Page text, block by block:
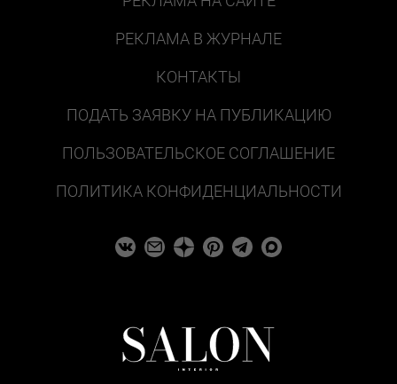
РЕКЛАМА В ЖУРНАЛЕ
КОНТАКТЫ
ПОДАТЬ ЗАЯВКУ НА ПУБЛИКАЦИЮ
ПОЛЬЗОВАТЕЛЬСКОЕ СОГЛАШЕНИЕ
ПОЛИТИКА КОНФИДЕНЦИАЛЬНОСТИ